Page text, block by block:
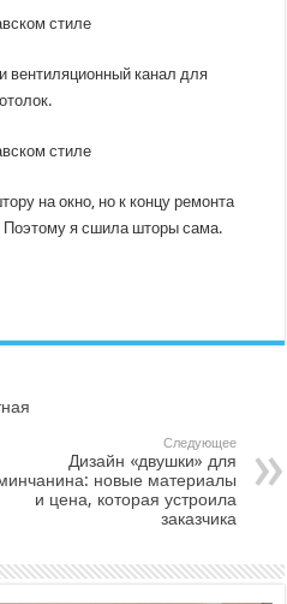
вентиляционный канал для
на окно, но к концу ремонта
я сшила шторы сама.
Следующее
Дизайн «двушки» для
новые материалы
и цена, которая устроила
заказчика